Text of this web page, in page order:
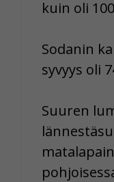
kuin oli
Sodanin
syvyys oli
Suuren